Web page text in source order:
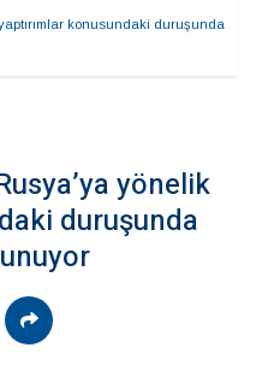
konusundaki duruşunda
yönelik
duruşunda